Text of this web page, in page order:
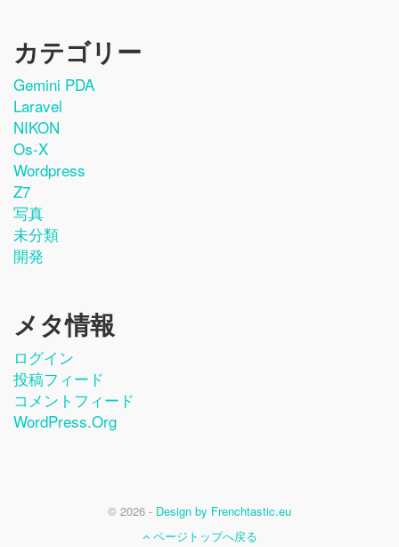
カテゴリー
Gemini PDA
Laravel
NIKON
Os-X
Wordpress
Z7
写真
未分類
開発
メタ情報
ログイン
投稿フィード
コメントフィード
WordPress.org
© 2026 - Design by Frenchtastic.eu
ページトップへ戻る